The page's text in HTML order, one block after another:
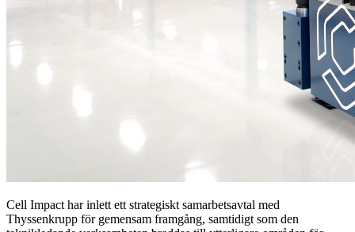
Cell Impact har inlett ett strategiskt samarbetsavtal med
Thyssenkrupp för gemensam framgång, samtidigt som den